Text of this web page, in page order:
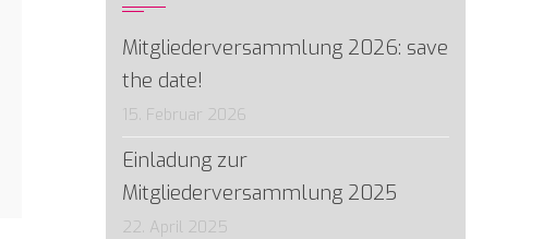
Mitgliederversammlung 2026: save
the date!
15. Februar 2026
Einladung zur
Mitgliederversammlung 2025
22. April 2025